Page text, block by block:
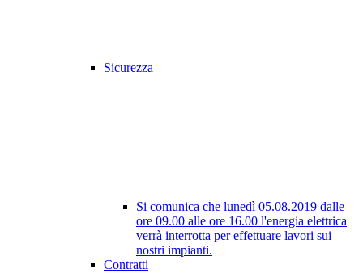
Sicurezza
Si comunica che lunedì 05.08.2019 dalle
ore 09.00 alle ore 16.00 l'energia elettrica
verrà interrotta per effettuare lavori sui
nostri impianti.
Contratti